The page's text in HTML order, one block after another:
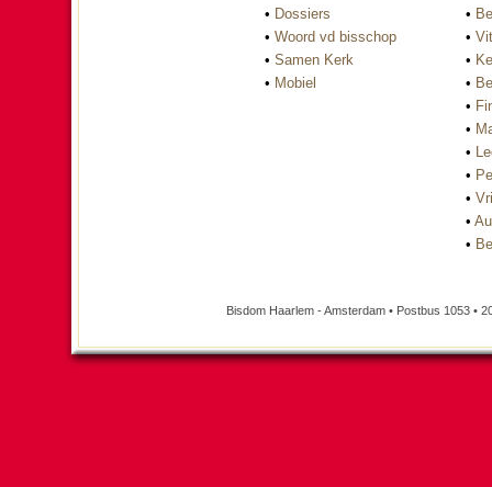
• Dossiers
• Woord vd bisschop
• Samen Kerk
• Mobiel
•
•
•
•
•
•
•
•
•
•
•
Bisdom Haarlem - Amsterdam • Postbus 1053 •